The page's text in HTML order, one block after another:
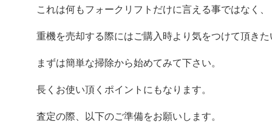
これは何もフォークリフトだけに言える事ではなく、
重機を売却する際にはご購入時より気をつけて頂き
まずは簡単な掃除から始めてみて下さい。
長くお使い頂くポイントにもなります。
査定の際、以下のご準備をお願いします。